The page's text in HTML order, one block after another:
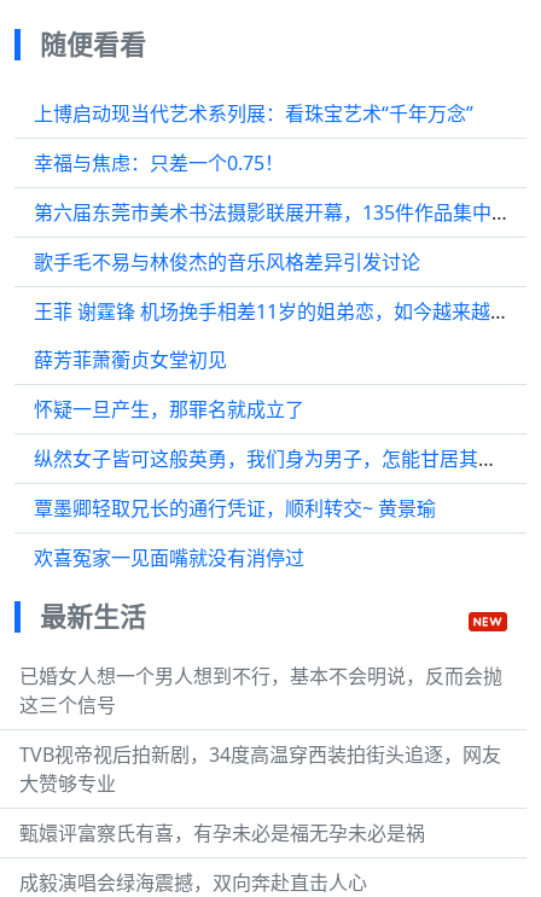
随便看看
上博启动现当代艺术系列展：看珠宝艺术“千年万念”
幸福与焦虑：只差一个0.75！
第六届东莞市美术书法摄影联展开幕，135件作品集中展出
歌手毛不易与林俊杰的音乐风格差异引发讨论
王菲 谢霆锋 机场挽手相差11岁的姐弟恋，如今越来越大方秀恩爱…
薛芳菲萧蘅贞女堂初见
怀疑一旦产生，那罪名就成立了
纵然女子皆可这般英勇，我们身为男子，怎能甘居其后？一部剧因一瞬而完整
覃墨卿轻取兄长的通行凭证，顺利转交~ 黄景瑜
欢喜冤家一见面嘴就没有消停过
最新生活
已婚女人想一个男人想到不行，基本不会明说，反而会抛
这三个信号
TVB视帝视后拍新剧，34度高温穿西装拍街头追逐，网友
大赞够专业
甄嬛评富察氏有喜，有孕未必是福无孕未必是祸
成毅演唱会绿海震撼，双向奔赴直击人心